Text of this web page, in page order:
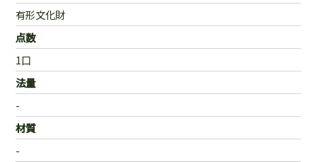
有形文化財
点数
1口
法量
-
材質
-